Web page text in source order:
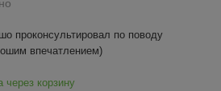
проконсультировал по поводу
впечатлением)
корзину